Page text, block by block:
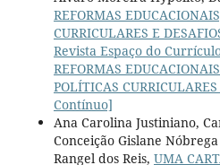
REFORMAS
CURRICULARES E
Revista Espaço do
REFORMAS
POLÍTICAS
Contínuo]
Ana Carolina Justiniano,
Conceição Gislane
Rangel dos Reis, UMA